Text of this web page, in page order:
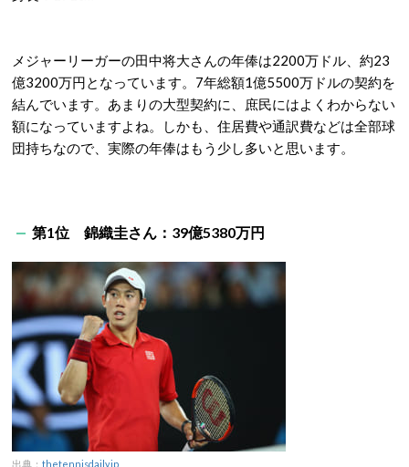
メジャーリーガーの田中将大さんの年俸は2200万ドル、約23
億3200万円となっています。7年総額1億5500万ドルの契約を
結んでいます。あまりの大型契約に、庶民にはよくわからない
額になっていますよね。しかも、住居費や通訳費などは全部球
団持ちなので、実際の年俸はもう少し多いと思います。
第1位 錦織圭さん：39億5380万円
出典： thetennisdaily.jp